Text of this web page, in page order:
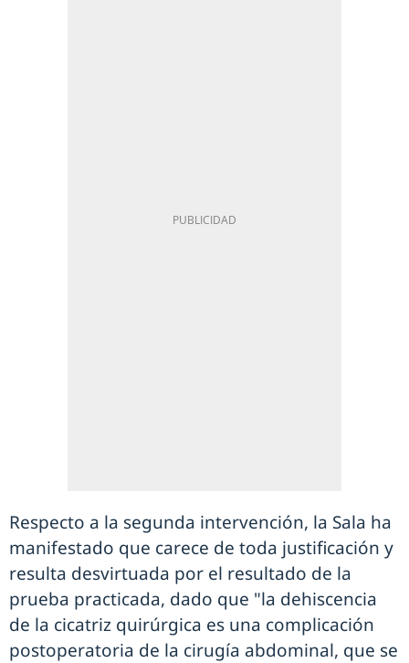
Respecto a la segunda intervención, la Sala ha
manifestado que carece de toda justificación y
resulta desvirtuada por el resultado de la
prueba practicada, dado que "la dehiscencia
de la cicatriz quirúrgica es una complicación
postoperatoria de la cirugía abdominal, que se